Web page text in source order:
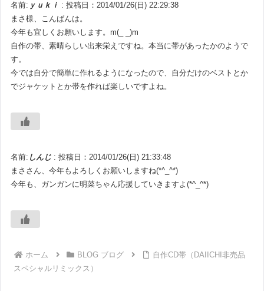
名前: ｙｕｋｉ : 投稿日：2014/01/26(日) 22:29:38
まさ様、こんばんは。
今年も宜しくお願いします。m(_ _)m
自作の帯、素晴らしい出来栄えですね。本当に帯があったかのようで
す。
今では自分で簡単に作れるようになったので、自分だけのベストとか
でジャケットとか帯を作れば楽しいですよね。
名前: しんじ : 投稿日：2014/01/26(日) 21:33:48
まささん、今年もよろしくお願いしますね(*^_^*)
今年も、ガンガンに明菜ちゃん応援していきますよ(*^_^*)
ホーム BLOG ブログ
自作CD帯（DAIICHI非売品
スペシャルリミックス）